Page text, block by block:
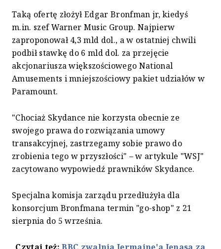
Taką ofertę złożył Edgar Bronfman jr, kiedyś
m.in. szef Warner Music Group. Najpierw
zaproponował 4,3 mld dol., a w ostatniej chwili
podbił stawkę do 6 mld dol. za przejęcie
akcjonariusza większościowego National
Amusements i mniejszościowy pakiet udziałów w
Paramount.
"Chociaż Skydance nie korzysta obecnie ze
swojego prawa do rozwiązania umowy
transakcyjnej, zastrzegamy sobie prawo do
zrobienia tego w przyszłości" – w artykule "WSJ"
zacytowano wypowiedź prawników Skydance.
Specjalna komisja zarządu przedłużyła dla
konsorcjum Bronfmana termin "go-shop" z 21
sierpnia do 5 września.